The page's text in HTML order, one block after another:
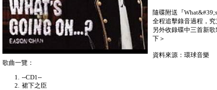
隨碟附送『
全程追擊錄音過程，
另外收錄碟中三首新
下＞
資料來源：環球音樂
歌曲一覽：
--CD1--
裙下之臣